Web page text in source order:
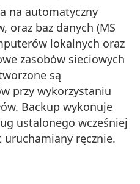
na automatyczny
oraz baz danych (MS
lokalnych oraz
zasobów sieciowych
są
przy wykorzystaniu
Backup wykonuje
ustalonego wcześniej
ręcznie.